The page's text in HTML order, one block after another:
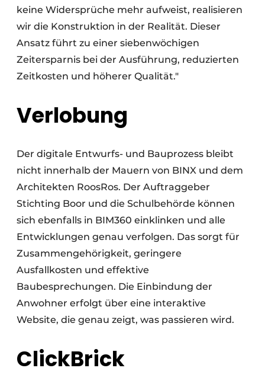
keine Widersprüche mehr aufweist, realisieren
wir die Konstruktion in der Realität. Dieser
Ansatz führt zu einer siebenwöchigen
Zeitersparnis bei der Ausführung, reduzierten
Zeitkosten und höherer Qualität."
Verlobung
Der digitale Entwurfs- und Bauprozess bleibt
nicht innerhalb der Mauern von BINX und dem
Architekten RoosRos. Der Auftraggeber
Stichting Boor und die Schulbehörde können
sich ebenfalls in BIM360 einklinken und alle
Entwicklungen genau verfolgen. Das sorgt für
Zusammengehörigkeit, geringere
Ausfallkosten und effektive
Baubesprechungen. Die Einbindung der
Anwohner erfolgt über eine interaktive
Website, die genau zeigt, was passieren wird.
ClickBrick